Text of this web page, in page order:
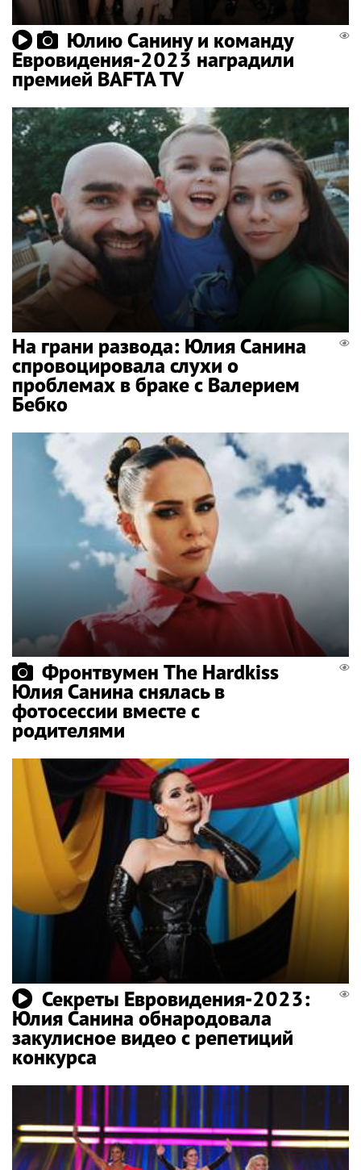
Юлию Санину и команду
Евровидения-2023 наградили
премией BAFTA TV
На грани развода: Юлия Санина
спровоцировала слухи о
проблемах в браке с Валерием
Бебко
Фронтвумен The Hardkiss
Юлия Санина снялась в
фотосессии вместе с
родителями
Секреты Евровидения-2023:
Юлия Санина обнародовала
закулисное видео с репетиций
конкурса